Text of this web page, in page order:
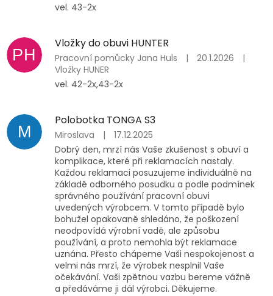
vel. 43-2x
PH
Vložky do obuvi HUNTER
Pracovní­ pomůcky Jana Huls | 20.1.2026
|
Vložky HUNER
vel. 42-2x,43-2x
M
Polobotka TONGA S3
Miroslava |
17.12.2025
Dobrý den, mrzí nás Vaše zkušenost s obuví a
komplikace, které při reklamacích nastaly.
Každou reklamaci posuzujeme individuálně na
základě odborného posudku a podle podmínek
správného používání pracovní obuvi
uvedených výrobcem. V tomto případě bylo
bohužel opakovaně shledáno, že poškození
neodpovídá výrobní vadě, ale způsobu
používání, a proto nemohla být reklamace
uznána. Přesto chápeme Vaši nespokojenost a
velmi nás mrzí, že výrobek nesplnil Vaše
očekávání. Vaši zpětnou vazbu bereme vážně
a předáváme ji dál výrobci. Děkujeme.